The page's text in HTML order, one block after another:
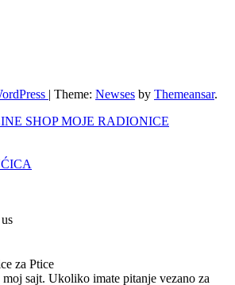
| Theme: Newses by Themeansar.
SHOP MOJE RADIONICE
za Ptice
sajt. Ukoliko imate pitanje vezano za